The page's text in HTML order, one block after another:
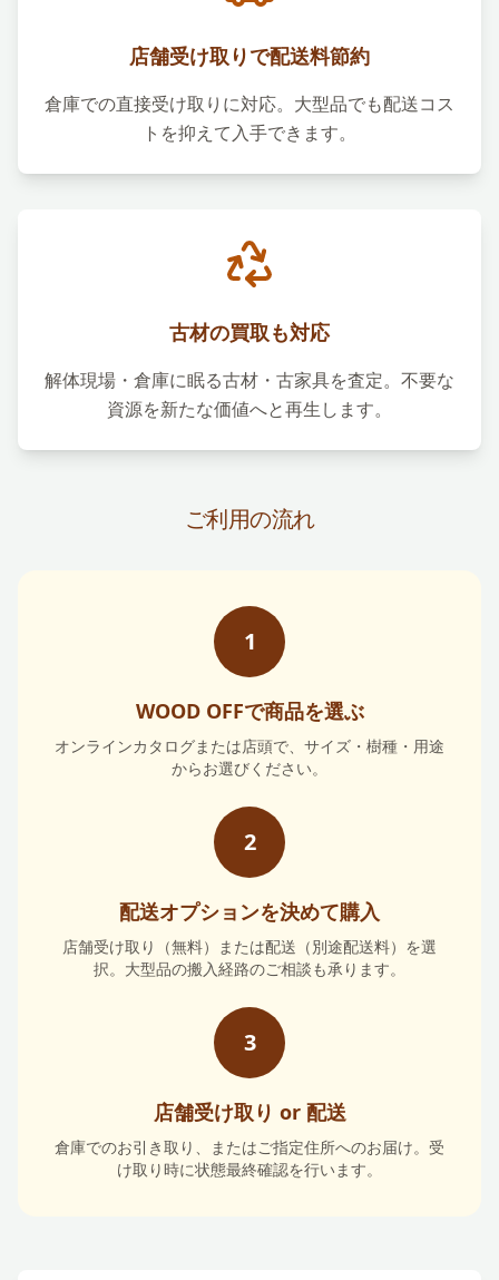
店舗受け取りで配送料節約
倉庫での直接受け取りに対応。大型品でも配送コス
トを抑えて入手できます。
古材の買取も対応
解体現場・倉庫に眠る古材・古家具を査定。不要な
資源を新たな価値へと再生します。
ご利用の流れ
1
WOOD OFFで商品を選ぶ
オンラインカタログまたは店頭で、サイズ・樹種・用途
からお選びください。
2
配送オプションを決めて購入
店舗受け取り（無料）または配送（別途配送料）を選
択。大型品の搬入経路のご相談も承ります。
3
店舗受け取り or 配送
倉庫でのお引き取り、またはご指定住所へのお届け。受
け取り時に状態最終確認を行います。